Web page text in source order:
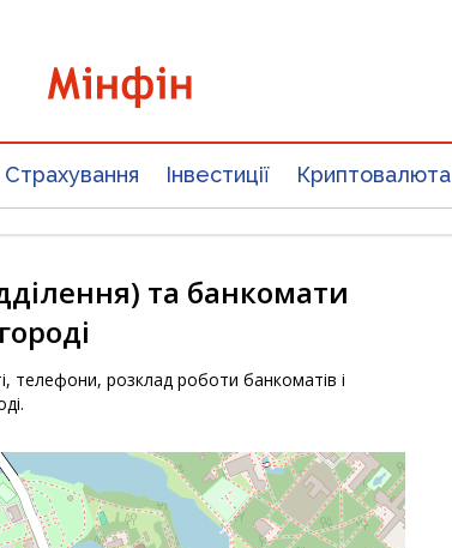
Страхування Інвестиції Криптовалюта
та банкомати
телефони, розклад роботи банкоматів і